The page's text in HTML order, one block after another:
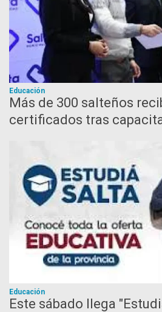
Educación
Más de 300 salteños
certificados tras
Educación
Este sábado llega